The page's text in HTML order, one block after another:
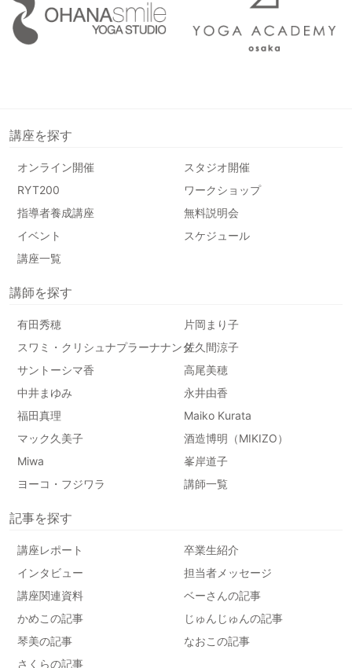
講座を探す
オンライン開催
スタジオ開催
RYT200
ワークショップ
指導者養成講座
無料説明会
イベント
スケジュール
講座一覧
講師を探す
有田秀穂
片岡まり子
スワミ・クリシュナプラーナナンダ佐久間涼子
サントーシマ香
高尾美穂
中井まゆみ
永井由香
福田真理
Maiko Kurata
マック久美子
酒造博明（MIKIZO）
Miwa
峯岸道子
ヨーコ・フジワラ
講師一覧
記事を探す
講座レポート
卒業生紹介
インタビュー
担当者メッセージ
講座関連資料
ベーさんの記事
かめこの記事
じゅんじゅんの記事
琴美の記事
なおこの記事
さくらの記事